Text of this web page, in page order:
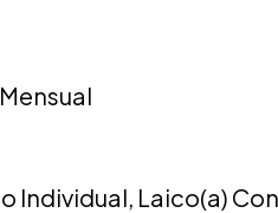
Individual, Laico(a)